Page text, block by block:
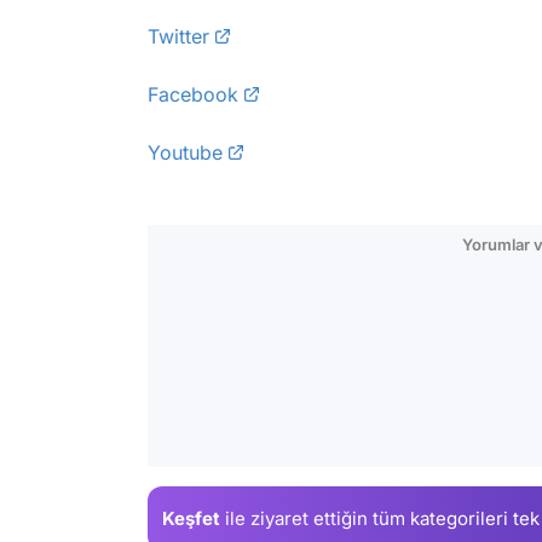
Twitter
Facebook
Youtube
Yorumlar
Keşfet ile ziyaret ettiğin tüm kategorileri tek